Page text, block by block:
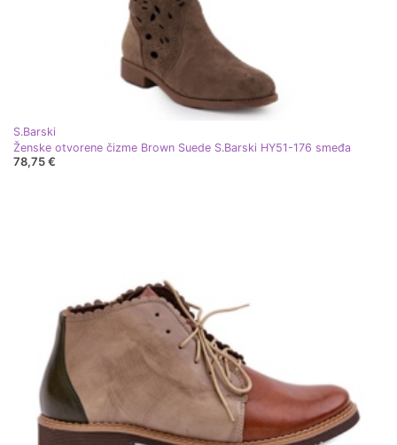
S.Barski
Ženske otvorene čizme Brown Suede S.Barski HY51-176 smeđa
78,75 €